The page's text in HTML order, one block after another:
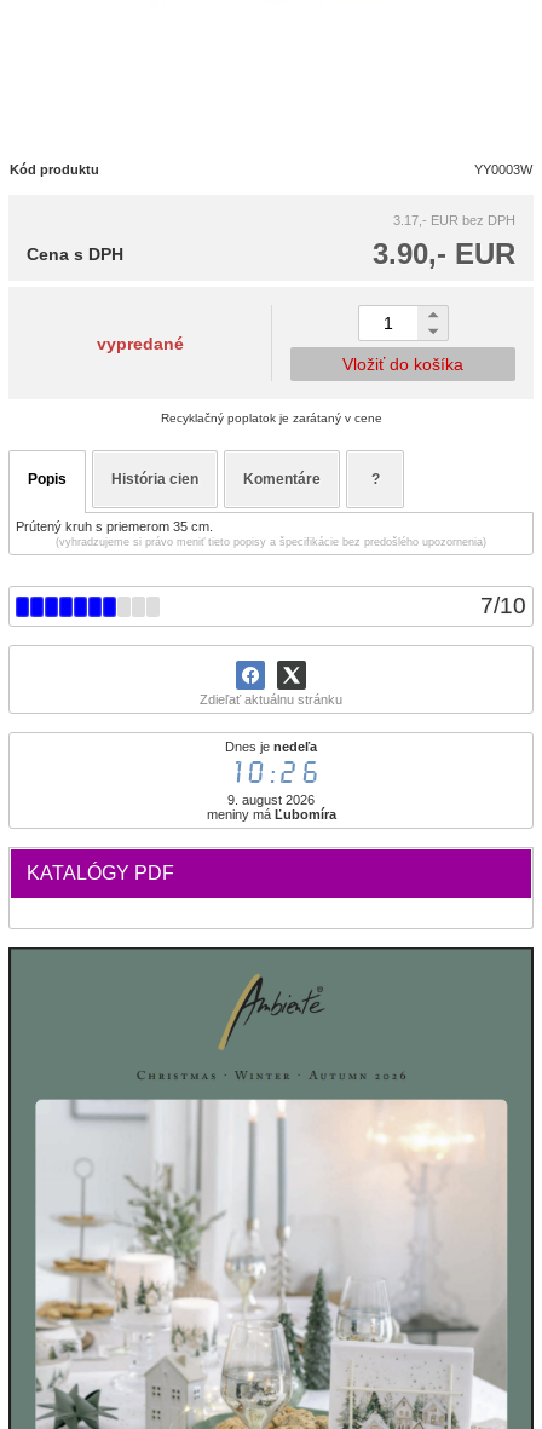
7/10
Zdieľať aktuálnu stránku
Dnes je nedeľa
10:26
9. august 2026
meniny má Ľubomíra
KATALÓGY PDF
Kód produktu YY0003W
3.17,- EUR bez DPH
3.90,- EUR
Cena s DPH
vypredané
Vložiť do košíka
Recyklačný poplatok je zarátaný v cene
Popis História cien Komentáre ?
Prútený kruh s priemerom 35 cm.
(vyhradzujeme si právo meniť tieto popisy a špecifikácie bez predošlého upozornenia)